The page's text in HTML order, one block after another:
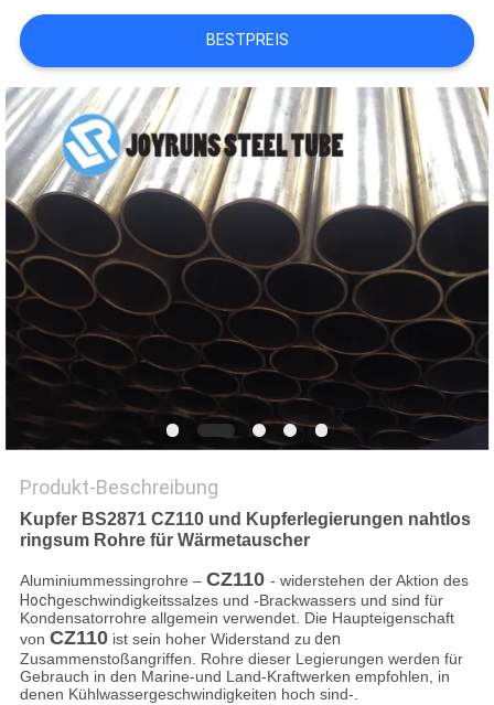
SIE
EIN
ZITAT
SEITENVERZEICHNIS
DATENSCHUTZ-
BESTIMMUNGEN
BESTPREIS
Produkt-Beschreibung
Kupfer BS2871 CZ110 und Kupferlegierungen nahtlos
ringsum Rohre für Wärmetauscher
Aluminiummessingrohre – CZ110 - widerstehen der Aktion des
Hochgeschwindigkeitssalzes und -Brackwassers und sind für
Kondensatorrohre allgemein verwendet. Die Haupteigenschaft
von CZ110ist sein hoher Widerstand zu den
Zusammenstoßangriffen. Rohre dieser Legierungen werden für
Gebrauch in den Marine-und Land-Kraftwerken empfohlen, in
denen Kühlwassergeschwindigkeiten hoch sind-.